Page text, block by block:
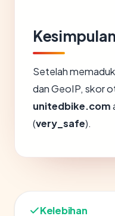
Kesimpulan
Setelah
dan GeoIP, skor
unitedbike.com
(very_safe).
Kelebihan